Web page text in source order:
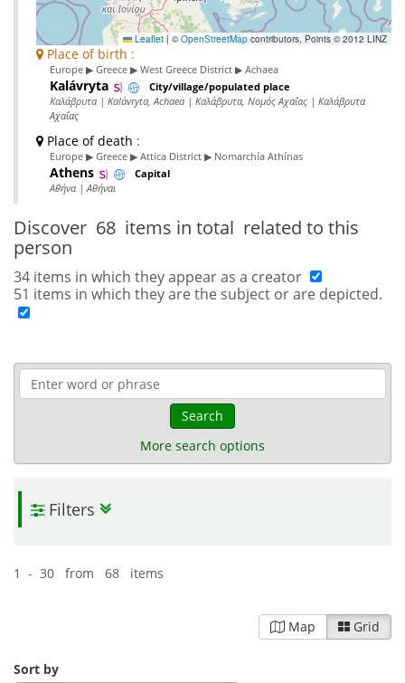
Leaflet |©OpenStreetMap contributors, Points © 2012 LINZ
Place of birth :
Europe ▶ Greece ▶ West Greece District ▶ Achaea
Kalávryta City/village/populated place
Καλάβρυτα | Kalávryta, Achaea | Καλάβρυτα, Νομός Αχαΐας | Καλάβρυτα
Αχαΐας
Place of death :
Europe ▶ Greece ▶ Attica District ▶ Nomarchía Athínas
Athens Capital
Αθήνα | Αθήναι
Discover 68 items in total related to this
person
34 items in which they appear as a creator
51 items in which they are the subject or are depicted.
Search
More search options
Filters
1 - 30 from 68 items
Map Grid
Sort by